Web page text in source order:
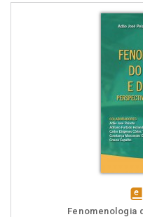
Fenomenologia